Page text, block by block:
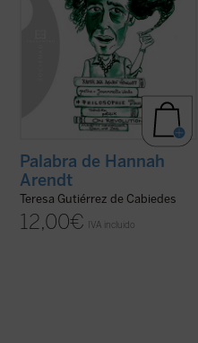
Palabra de Hannah
Arendt
Teresa Gutiérrez de Cabiedes
12,00€ IVA incluido